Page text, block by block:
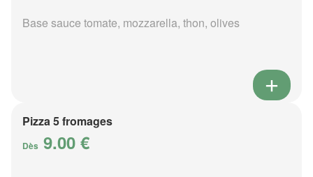
Base sauce tomate, mozzarella, thon, olives
Pizza 5 fromages
Dès 9.00 €